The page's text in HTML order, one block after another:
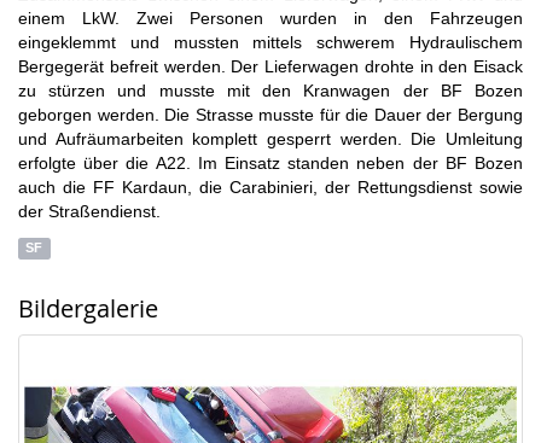
einem LkW. Zwei Personen wurden in den Fahrzeugen
eingeklemmt und mussten mittels schwerem Hydraulischem
Bergegerät befreit werden. Der Lieferwagen drohte in den Eisack
zu stürzen und musste mit den Kranwagen der BF Bozen
geborgen werden. Die Strasse musste für die Dauer der Bergung
und Aufräumarbeiten komplett gesperrt werden. Die Umleitung
erfolgte über die A22. Im Einsatz standen neben der BF Bozen
auch die FF Kardaun, die Carabinieri, der Rettungsdienst sowie
der Straßendienst.
SF
Bildergalerie